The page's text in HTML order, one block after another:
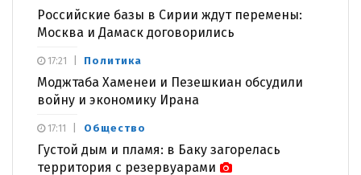
Российские базы в Сирии ждут перемены:
Москва и Дамаск договорились
Политика
Моджтаба Хаменеи и Пезешкиан обсудили
войну и экономику Ирана
17:21
Общество
Густой дым и пламя: в Баку загорелась
территория с резервуарами
17:11